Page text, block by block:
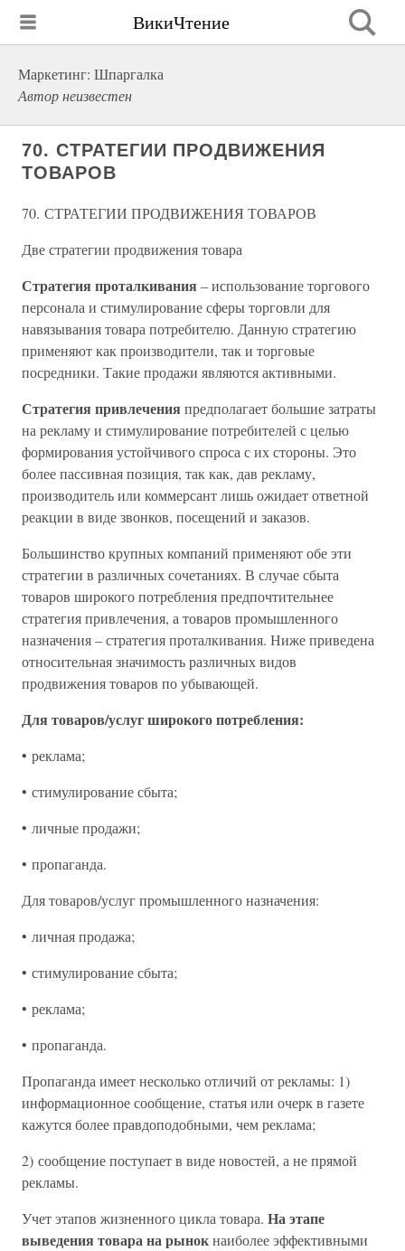
ВикиЧтение
Маркетинг: Шпаргалка
Автор неизвестен
70. СТРАТЕГИИ ПРОДВИЖЕНИЯ
ТОВАРОВ
70. СТРАТЕГИИ ПРОДВИЖЕНИЯ ТОВАРОВ
Две стратегии продвижения товара
Стратегия проталкивания – использование торгового
персонала и стимулирование сферы торговли для
навязывания товара потребителю. Данную стратегию
применяют как производители, так и торговые
посредники. Такие продажи являются активными.
Стратегия привлечения предполагает большие затраты
на рекламу и стимулирование потребителей с целью
формирования устойчивого спроса с их стороны. Это
более пассивная позиция, так как, дав рекламу,
производитель или коммерсант лишь ожидает ответной
реакции в виде звонков, посещений и заказов.
Большинство крупных компаний применяют обе эти
стратегии в различных сочетаниях. В случае сбыта
товаров широкого потребления предпочтительнее
стратегия привлечения, а товаров промышленного
назначения – стратегия проталкивания. Ниже приведена
относительная значимость различных видов
продвижения товаров по убывающей.
Для товаров/услуг широкого потребления:
• реклама;
• стимулирование сбыта;
• личные продажи;
• пропаганда.
Для товаров/услуг промышленного назначения:
• личная продажа;
• стимулирование сбыта;
• реклама;
• пропаганда.
Пропаганда имеет несколько отличий от рекламы: 1)
информационное сообщение, статья или очерк в газете
кажутся более правдоподобными, чем реклама;
2) сообщение поступает в виде новостей, а не прямой
рекламы.
Учет этапов жизненного цикла товара. На этапе
выведения товара на рынокнаиболее эффективными